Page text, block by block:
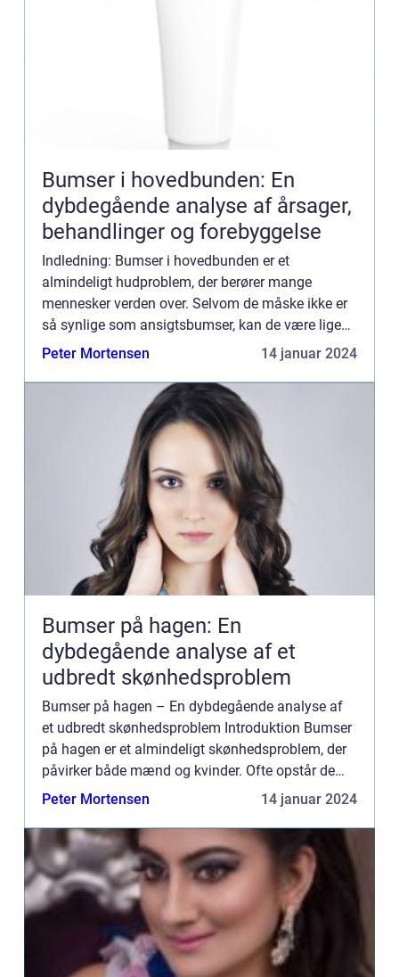
Bumser i hovedbunden: En
dybdegående analyse af årsager,
behandlinger og forebyggelse
Indledning: Bumser i hovedbunden er et
almindeligt hudproblem, der berører mange
mennesker verden over. Selvom de måske ikke er
så synlige som ansigtsbumser, kan de være lige
så generende og ubehagelige. I denne artikel vil vi
Peter Mortensen 14 januar 2024
Bumser på hagen: En
dybdegående analyse af et
udbredt skønhedsproblem
Bumser på hagen – En dybdegående analyse af
et udbredt skønhedsproblem Introduktion Bumser
på hagen er et almindeligt skønhedsproblem, der
påvirker både mænd og kvinder. Ofte opstår de
som små, røde bumser, der kan være ømme eller
Peter Mortensen 14 januar 2024